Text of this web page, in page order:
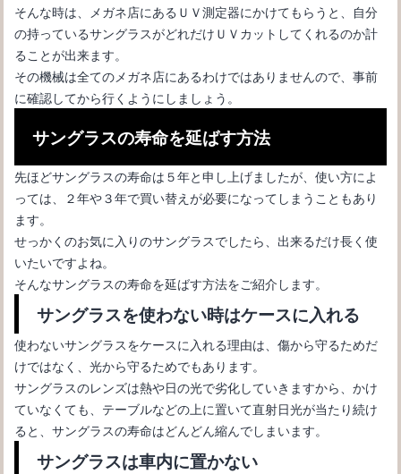
サングラスのレンズに傷がついたときの対処方法と予防方法
そんな時は、メガネ店にあるＵＶ測定器にかけてもらうと、自分
の持っているサングラスがどれだけＵＶカットしてくれるのか計
ることが出来ます。
その機械は全てのメガネ店にあるわけではありませんので、事前
に確認してから行くようにしましょう。
サングラスの寿命を延ばす方法
先ほどサングラスの寿命は５年と申し上げましたが、使い方によ
っては、２年や３年で買い替えが必要になってしまうこともあり
ます。
せっかくのお気に入りのサングラスでしたら、出来るだけ長く使
いたいですよね。
そんなサングラスの寿命を延ばす方法をご紹介します。
サングラスを使わない時はケースに入れる
使わないサングラスをケースに入れる理由は、傷から守るためだ
けではなく、光から守るためでもあります。
サングラスのレンズは熱や日の光で劣化していきますから、かけ
ていなくても、テーブルなどの上に置いて直射日光が当たり続け
ると、サングラスの寿命はどんどん縮んでしまいます。
サングラスは車内に置かない